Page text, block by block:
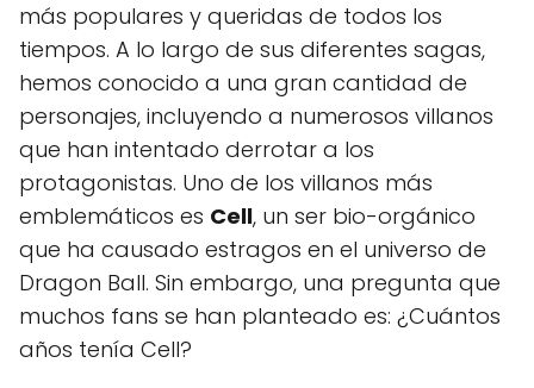
más populares y queridas de todos los
tiempos. A lo largo de sus diferentes sagas,
hemos conocido a una gran cantidad de
personajes, incluyendo a numerosos villanos
que han intentado derrotar a los
protagonistas. Uno de los villanos más
emblemáticos es Cell, un ser bio-orgánico
que ha causado estragos en el universo de
Dragon Ball. Sin embargo, una pregunta que
muchos fans se han planteado es: ¿Cuántos
años tenía Cell?